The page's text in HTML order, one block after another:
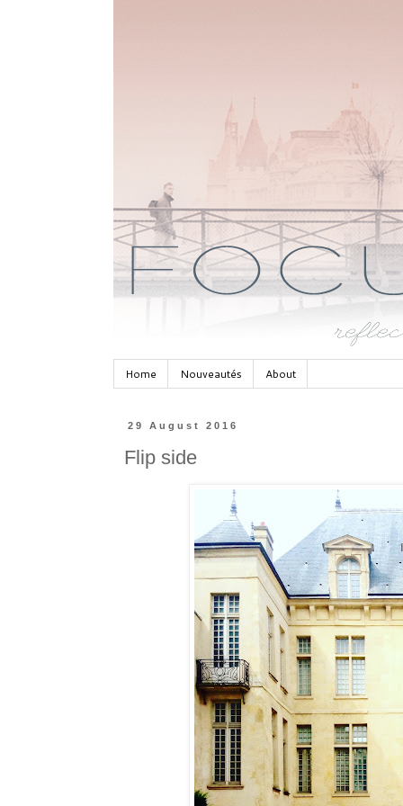
Home Nouveautés About
29 August 2016
Flip side